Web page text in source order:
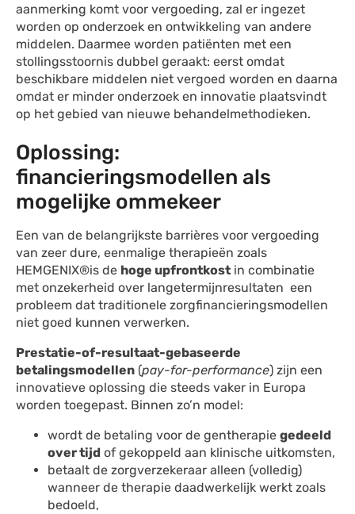
aanmerking komt voor vergoeding, zal er ingezet
worden op onderzoek en ontwikkeling van andere
middelen. Daarmee worden patiënten met een
stollingsstoornis dubbel geraakt: eerst omdat
beschikbare middelen niet vergoed worden en daarna
omdat er minder onderzoek en innovatie plaatsvindt
op het gebied van nieuwe behandelmethodieken.
Oplossing:
financieringsmodellen als
mogelijke ommekeer
Een van de belangrijkste barrières voor vergoeding
van zeer dure, eenmalige therapieën zoals
HEMGENIX®is de hoge upfrontkost in combinatie
met onzekerheid over langetermijnresultaten een
probleem dat traditionele zorgfinancieringsmodellen
niet goed kunnen verwerken.
Prestatie-of-resultaat-gebaseerde
betalingsmodellen (pay-for-performance) zijn een
innovatieve oplossing die steeds vaker in Europa
worden toegepast. Binnen zo’n model:
wordt de betaling voor de gentherapie gedeeld
over tijd of gekoppeld aan klinische uitkomsten,
betaalt de zorgverzekeraar alleen (volledig)
wanneer de therapie daadwerkelijk werkt zoals
bedoeld,